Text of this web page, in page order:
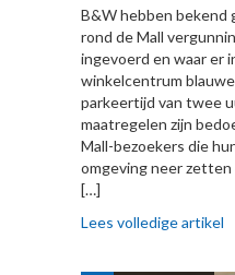
B&W hebben bekend
rond de Mall
ingevoerd en waar er
winkelcentrum
parkeertijd van twee
maatregelen zijn
Mall-bezoekers die
omgeving neer
[…]
Lees volledige artikel